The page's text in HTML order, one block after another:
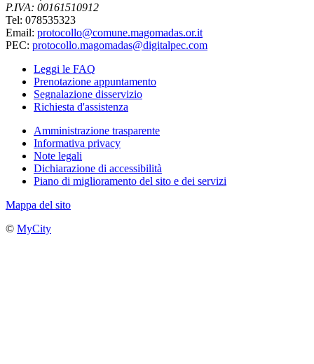
P.IVA: 00161510912
Tel: 078535323
Email: protocollo@comune.magomadas.or.it
PEC: protocollo.magomadas@digitalpec.com
Leggi le FAQ
Prenotazione appuntamento
Segnalazione disservizio
Richiesta d'assistenza
Amministrazione trasparente
Informativa privacy
Note legali
Dichiarazione di accessibilità
Piano di miglioramento del sito e dei servizi
Mappa del sito
© MyCity